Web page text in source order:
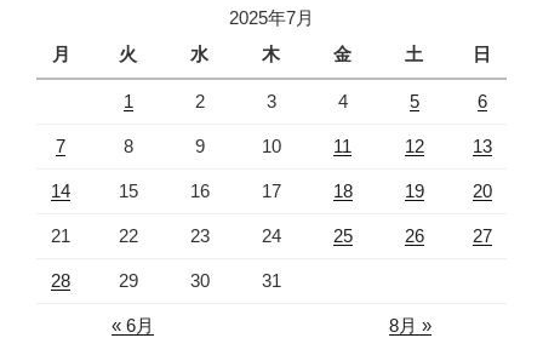
2025年7月
月
火 水 木 金 土 日
« 6月 8月 »
1 2 3 4 5 6
7 8 9 10 11 12 13
14 15 16 17 18 19 20
21 22 23 24 25 26 27
28 29 30 31